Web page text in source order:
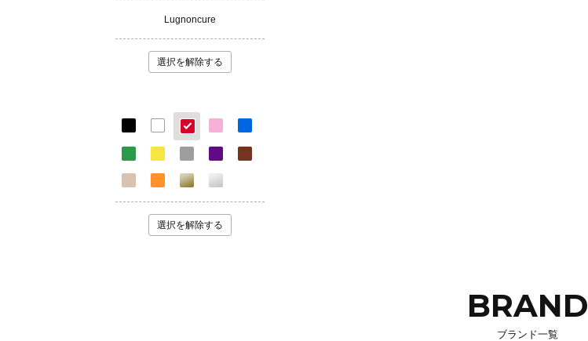
Lugnoncure
選択を解除する
選択を解除する
BRAND
ブランド一覧